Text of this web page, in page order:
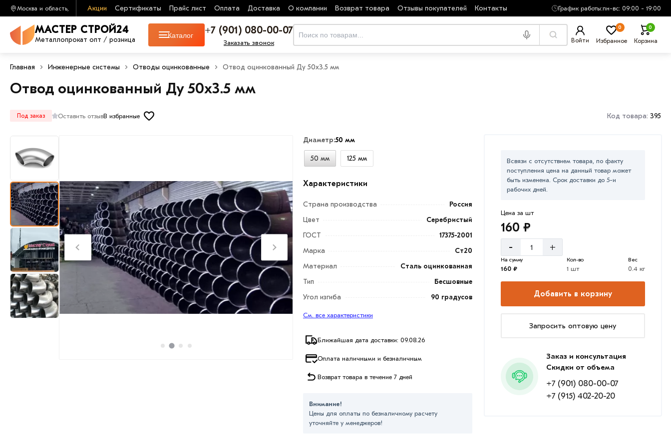
Москва и область, Акции Сертификаты Прайс лист Оплата Доставка О компании Возврат товара Отзывы покупателей Контакты График работы:пн-вс: 09:00 - 19:00
МАСТЕР СТРОЙ24
Металлопрокат опт / розница Каталог +7 (901) 080-00-07
Заказать звонок Войти Избранное
0
Корзина
0
Главная Инженерные системы Отводы оцинкованные Отвод оцинкованный Ду 50х3.5 мм
Отвод оцинкованный Ду 50х3.5 мм
Под заказ Оставить отзывВ избранные Код товара: 395
Диаметр:50 мм
50 мм 125 мм
Характеристики
Страна производства
Россия
Цвет
Серебристый
ГОСТ
17375-2001
Марка
Ст20
Материал
Сталь оцинкованная
Тип
Бесшовные
Угол изгиба
90 градусов
См. все характеристики
Ближайшая дата доставки: 09.08.26
Оплата наличными и безналичным
Возврат товара в течение 7 дней
Внимание!
Цены для оплаты по безналичному расчету
уточняйте у менеджеров!
Всвязи с отсутствием товара, по факту
поступления цена на данный товар может
быть изменена. Срок доставки до 5-и
рабочих дней.
Цена за шт
160 ₽
- +
На сумму
160 ₽
Кол-во
1 шт
Вес
0.4 кг
Добавить в корзину
Запросить оптовую цену
Заказ и консультация
Скидки от объема
+7 (901) 080-00-07
+7 (915) 402-20-20